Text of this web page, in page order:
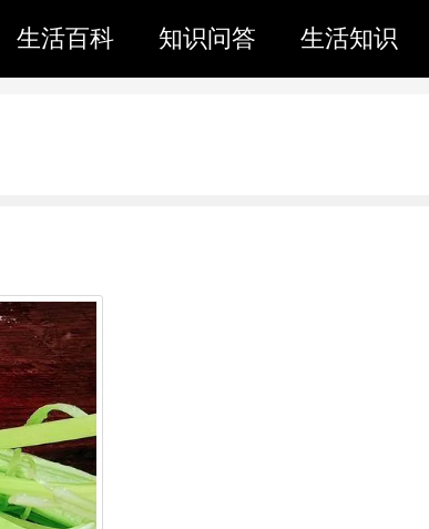
生活百科 知识问答 生活知识